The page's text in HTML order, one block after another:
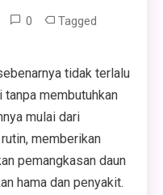
0 Tagged
tidak terlalu
membutuhkan
mulai dari
memberikan
pemangkasan daun
hama dan penyakit.